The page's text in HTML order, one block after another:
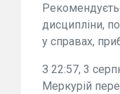
дисципліни,
у справах,
З 22:57, 3
Меркурій